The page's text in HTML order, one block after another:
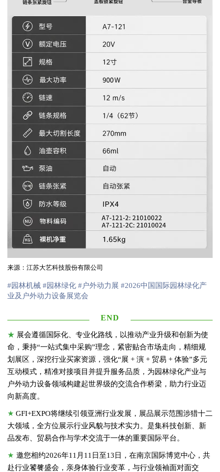
来源：江苏大艺科技股份有限公司
#园林机械 #园林绿化 #户外动力展 #2026中国国际园林绿化产
业及户外动力设备展览会
END
★ 展会遵循国际化、专业化路线，以推动产业升级和创新为使
命，秉持“一站式集中采购”理念，紧密贴合市场走向，精细规
划展区，深挖行业买家资源，强化“展 + 演 + 贸易 + 体验”多元
互动模式，精准对接项目并提升服务品质，为园林绿化产业与
户外动力设备领域构建起世界级的交流合作桥梁，助力行业迈
向新高度。
★ GFI+EXPO将继续引领亚洲行业发展，展品展示范围涉猎十二
大领域，全方位展示行业风貌与技术实力。是集科技创新、新
品发布、贸易合作与学术交流于一体的重要国际平台。
★邀您相约2026年11月11日至13日，在南京国际博览中心，共
赴行业饕餮盛会，亲身体验行业变革，与行业领袖面对面交